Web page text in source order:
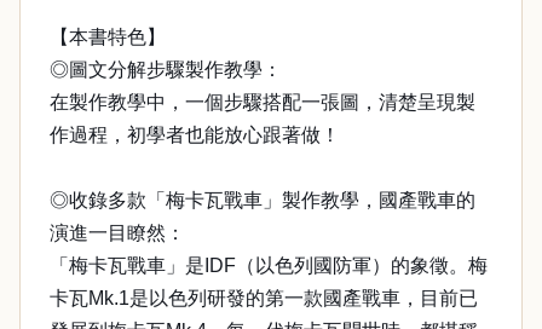
【本書特色】
◎圖文分解步驟製作教學：
在製作教學中，一個步驟搭配一張圖，清楚呈現製
作過程，初學者也能放心跟著做！
◎收錄多款「梅卡瓦戰車」製作教學，國產戰車的
演進一目瞭然：
「梅卡瓦戰車」是IDF（以色列國防軍）的象徵。梅
卡瓦Mk.1是以色列研發的第一款國產戰車，目前已